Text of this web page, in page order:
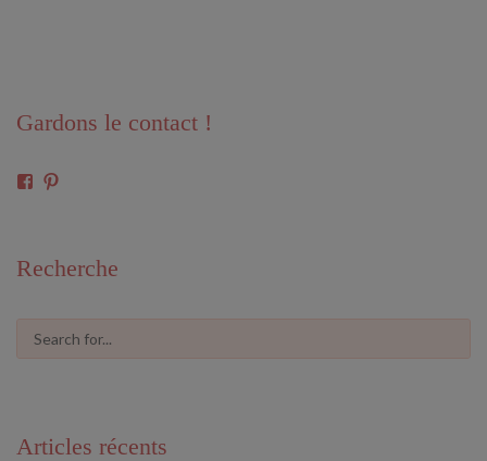
Gardons le contact !
Voir
sur sur
Recherche
Articles récents